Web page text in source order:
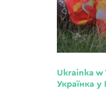
Ukrainka w
Українка